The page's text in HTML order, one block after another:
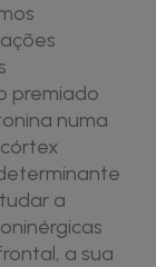
premiado
numa
a
a sua